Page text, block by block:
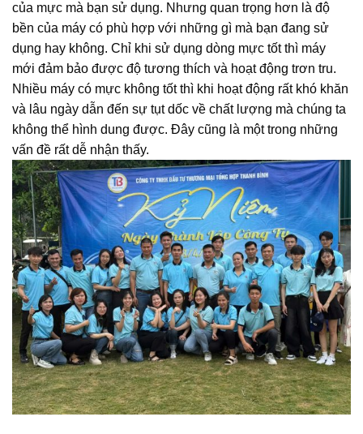
của mực mà bạn sử dụng. Nhưng quan trọng hơn là độ
bền của máy có phù hợp với những gì mà bạn đang sử
dụng hay không. Chỉ khi sử dụng dòng mực tốt thì máy
mới đảm bảo được độ tương thích và hoạt động trơn tru.
Nhiều máy có mực không tốt thì khi hoạt động rất khó khăn
và lâu ngày dẫn đến sự tụt dốc về chất lượng mà chúng ta
không thể hình dung được. Đây cũng là một trong những
vấn đề rất dễ nhận thấy.